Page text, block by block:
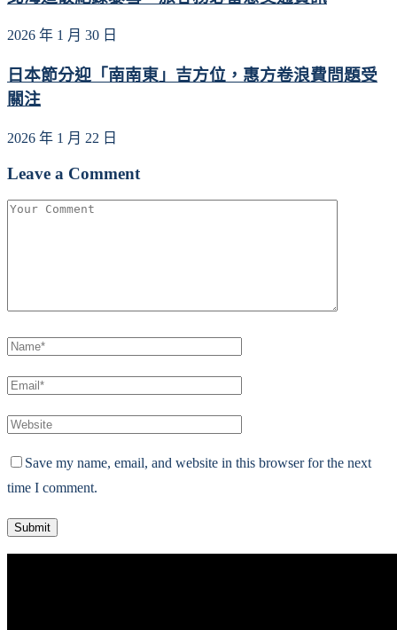
2026 年 1 月 30 日
日本節分迎「南南東」吉方位，惠方卷浪費問題受
關注
2026 年 1 月 22 日
Leave a Comment
Save my name, email, and website in this browser for the next
time I comment.